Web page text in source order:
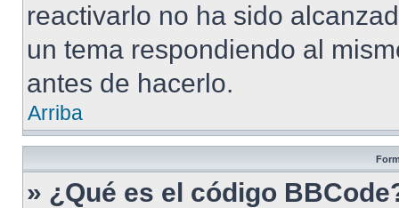
reactivarlo no ha sido
un tema respondiendo al
antes de hacerlo.
Arriba
» ¿Qué es el código